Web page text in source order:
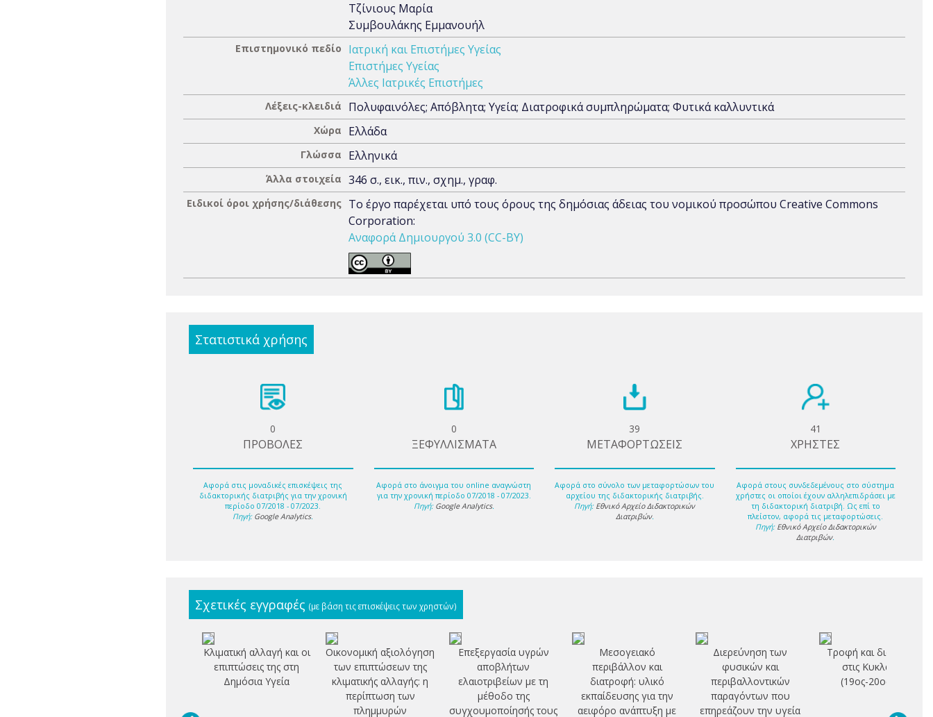
Τζίνιους Μαρία
Συμβουλάκης Εμμανουήλ
Επιστημονικό πεδίο
Ιατρική και Επιστήμες Υγείας
Επιστήμες Υγείας
Άλλες Ιατρικές Επιστήμες
Λέξεις-κλειδιά Πολυφαινόλες; Απόβλητα; Υγεία; Διατροφικά συμπληρώματα; Φυτικά καλλυντικά
Χώρα Ελλάδα
Γλώσσα Ελληνικά
Άλλα στοιχεία 346 σ., εικ., πιν., σχημ., γραφ.
Ειδικοί όροι χρήσης/διάθεσης Το έργο παρέχεται υπό τους όρους της δημόσιας άδειας του νομικού προσώπου Creative Commons
Corporation:
Αναφορά Δημιουργού 3.0 (CC-BY)
Στατιστικά χρήσης
0
ΠΡΟΒΟΛΕΣ
Αφορά στις μοναδικές επισκέψεις της
διδακτορικής διατριβής για την χρονική
περίοδο 07/2018 - 07/2023.
Πηγή: Google Analytics.
0
ΞΕΦΥΛΛΙΣΜΑΤΑ
Αφορά στο άνοιγμα του online αναγνώστη
για την χρονική περίοδο 07/2018 - 07/2023.
Πηγή: Google Analytics.
39
ΜΕΤΑΦΟΡΤΩΣΕΙΣ
Αφορά στο σύνολο των μεταφορτώσων του
αρχείου της διδακτορικής διατριβής.
Πηγή: Εθνικό Αρχείο Διδακτορικών
Διατριβών.
41
ΧΡΗΣΤΕΣ
Αφορά στους συνδεδεμένους στο σύστημα
χρήστες οι οποίοι έχουν αλληλεπιδράσει με
τη διδακτορική διατριβή. Ως επί το
πλείστον, αφορά τις μεταφορτώσεις.
Πηγή: Εθνικό Αρχείο Διδακτορικών
Διατριβών.
Σχετικές εγγραφές (με βάση τις επισκέψεις των χρηστών)
Κλιματική αλλαγή και οι
επιπτώσεις της στη
Δημόσια Υγεία
Οικονομική αξιολόγηση
των επιπτώσεων της
κλιματικής αλλαγής: η
περίπτωση των
πλημμυρών
Επεξεργασία υγρών
αποβλήτων
ελαιοτριβείων με τη
μέθοδο της
συγχουμοποίησής τους
Μεσογειακό
περιβάλλον και
διατροφή: υλικό
εκπαίδευσης για την
αειφόρο ανάπτυξη με
Διερεύνηση των
φυσικών και
περιβαλλοντικών
παραγόντων που
επηρεάζουν την υγεία
Τροφή και διατροφή
στις Κυκλάδες
(19ος-20ος αι.)